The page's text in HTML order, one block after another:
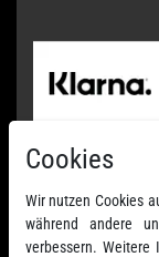
Cookies
Wir nutzen Cookies
während andere
verbessern.